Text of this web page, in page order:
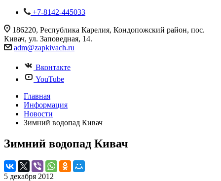
+7-8142-445033
186220, Республика Карелия, Кондопожский район, пос.
Кивач, ул. Заповедная, 14.
adm@zapkivach.ru
Вконтакте
YouTube
Главная
Информация
Новости
Зимний водопад Кивач
Зимний водопад Кивач
5 декабря 2012